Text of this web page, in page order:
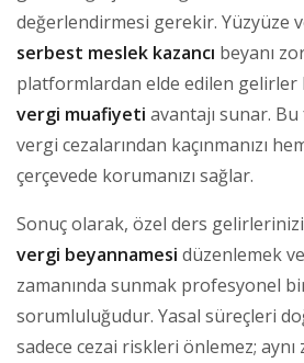
değerlendirmesi gerekir. Yüzyüze
serbest meslek kazancı beyanı
platformlardan elde edilen
vergi muafiyeti avantajı sunar.
vergi cezalarından kaçınmanızı
çerçevede korumanızı sağlar.
Sonuç olarak, özel ders gelirlerinizi
vergi beyannamesi düzenlemek
zamanında sunmak profesyonel
sorumluluğudur. Yasal süreçleri
sadece cezai riskleri önlemez; aynı